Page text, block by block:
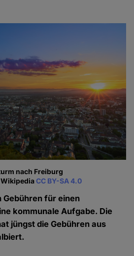
nach Freiburg
WikipediaCC BY-SA 4.0
Gebühren für einen
kommunale Aufgabe. Die
jüngst die Gebühren aus